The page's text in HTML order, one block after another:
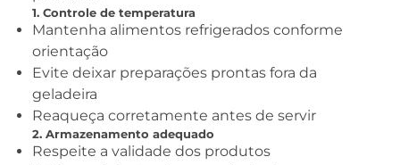
1. Controle de temperatura
Mantenha alimentos refrigerados conforme
orientação
Evite deixar preparações prontas fora da
geladeira
Reaqueça corretamente antes de servir
2. Armazenamento adequado
Respeite a validade dos produtos